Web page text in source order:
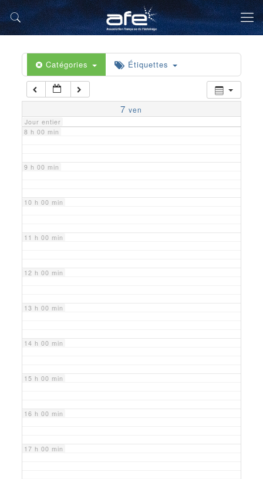
Catégories Étiquettes
7 ven
Jour entier
5 h 00 min
6 h 00 min
7 h 00 min
8 h 00 min
9 h 00 min
10 h 00 min
11 h 00 min
12 h 00 min
13 h 00 min
14 h 00 min
15 h 00 min
16 h 00 min
17 h 00 min